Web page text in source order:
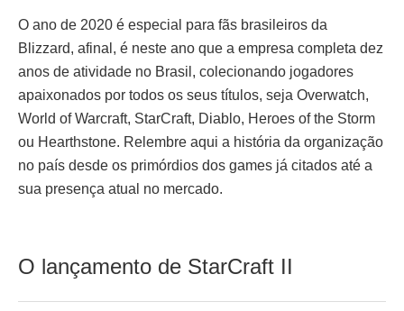
O ano de 2020 é especial para fãs brasileiros da
Blizzard, afinal, é neste ano que a empresa completa dez
anos de atividade no Brasil, colecionando jogadores
apaixonados por todos os seus títulos, seja Overwatch,
World of Warcraft, StarCraft, Diablo, Heroes of the Storm
ou Hearthstone. Relembre aqui a história da organização
no país desde os primórdios dos games já citados até a
sua presença atual no mercado.
O lançamento de StarCraft II